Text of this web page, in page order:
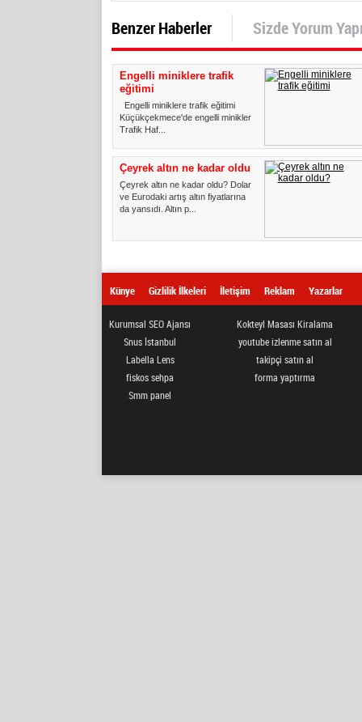
Benzer Haberler Sizde Yorum
Engelli miniklere trafik
eğitimi
Engelli miniklere trafik eğitimi
Küçükçekmece'de engelli miniklere
Trafik Haf...
Çeyrek altın ne kadar oldu?
Çeyrek altın ne kadar oldu? Dolar
ve Eurodaki artış altın fiyatlarına
da yansıdı. Altın p...
Künye Gizlilik İlkeleri İletişim Reklam Yazarlar
Kurumsal SEO Ajansı
Snus İstanbul
Labella Lens
fiskos sehpa
Smm panel
Kokteyl Masası Kiralama
youtube izlenme satın al
takipçi satın al
forma yaptırma